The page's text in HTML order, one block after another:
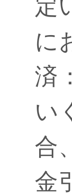
定
に
済
い
合
金